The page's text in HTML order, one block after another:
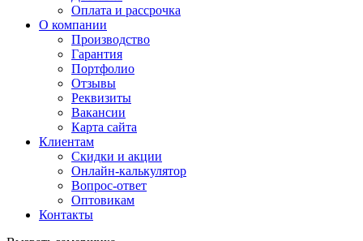
Оплата и рассрочка
О компании
Производство
Гарантия
Портфолио
Отзывы
Реквизиты
Вакансии
Карта сайта
Клиентам
Скидки и акции
Онлайн-калькулятор
Вопрос-ответ
Оптовикам
Контакты